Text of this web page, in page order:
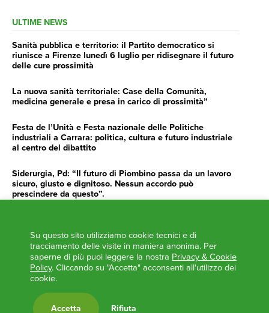
ULTIME NEWS
Sanità pubblica e territorio: il Partito democratico si
riunisce a Firenze lunedì 6 luglio per ridisegnare il futuro
delle cure prossimità
La nuova sanità territoriale: Case della Comunità,
medicina generale e presa in carico di prossimità”
Festa de l’Unità e Festa nazionale delle Politiche
industriali a Carrara: politica, cultura e futuro industriale
al centro del dibattito
Siderurgia, Pd: “Il futuro di Piombino passa da un lavoro
sicuro, giusto e dignitoso. Nessun accordo può
prescindere da questo”.
impegno e determinazione delle istituzioni”
AGENDA
‘ANCORA UNA VOLTA LA TOSCANA TRACCIA LA
L’ITALIA BOCCIATA DALL’UE
Su questo sito utilizziamo cookie tecnici e di
tracciamento delle visite in maniera anonima. Per
saperne di più puoi leggere la nostra Privacy & Cookie
Policy. Cliccando su "Accetta" acconsenti all'utilizzo dei
cookie.
Accetta Rifiuta